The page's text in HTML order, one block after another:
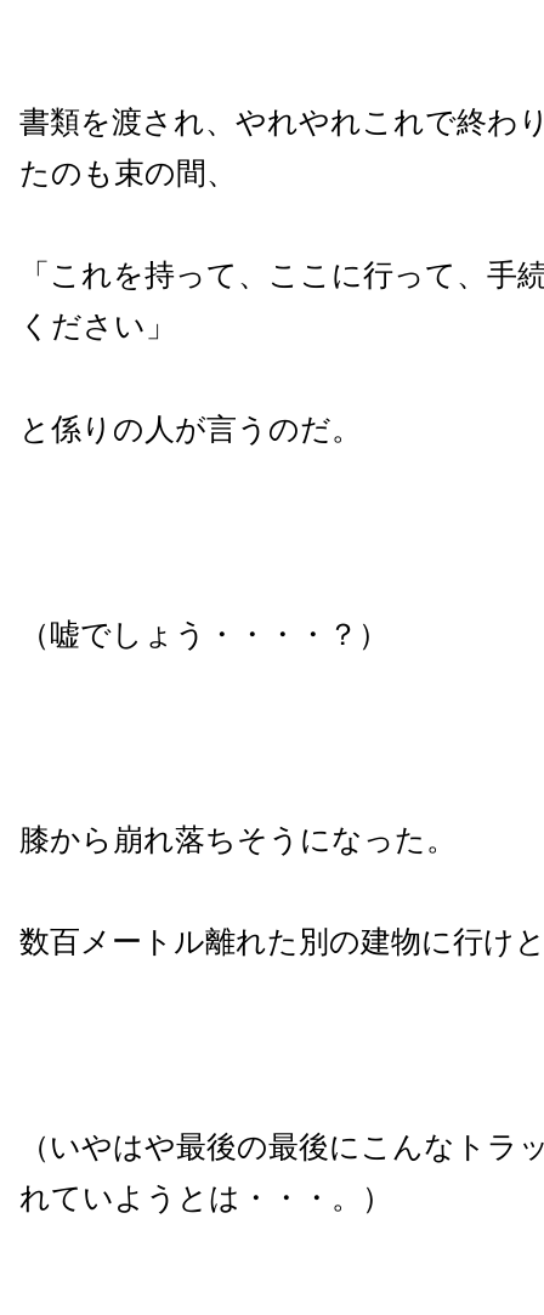
書類を渡され、やれやれこれで終わ
たのも束の間、
「これを持って、ここに行って、手
ください」
と係りの人が言うのだ。
（嘘でしょう・・・・？）
膝から崩れ落ちそうになった。
数百メートル離れた別の建物に行け
（いやはや最後の最後にこんなトラ
れていようとは・・・。）